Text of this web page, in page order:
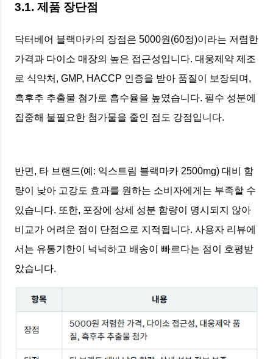
3.1. 제품 장단점
닥터베어 블랙마카의 장점은 5000원(60정)이라는 저렴한
가격과 다이소 매장의 높은 접근성입니다. 대웅제약 제조
로 식약처, GMP, HACCP 인증을 받아 품질이 보장되며,
흑후추 추출물 첨가로 흡수율을 높였습니다. 필수 성분에
집중해 불필요한 첨가물을 줄인 점도 강점입니다.
반면, 타 브랜드(예: 익스트림 블랙마카 2500mg) 대비 함
량이 낮아 고강도 효과를 원하는 소비자에게는 부족할 수
있습니다. 또한, 포장에 상세 성분 함량이 명시되지 않아
비교가 어려운 점이 단점으로 지적됩니다. 사용자 리뷰에
서는 유통기한이 넉넉하고 배송이 빠르다는 점이 호평받
았습니다.